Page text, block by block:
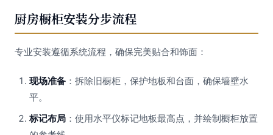
厨房橱柜安装分步流程
专业安装遵循系统流程，确保完美贴合和饰面：
现场准备 ：拆除旧橱柜，保护地板和台面，确保墙壁水
平。
标记布局 ：使用水平仪标记地板最高点，并绘制橱柜放置